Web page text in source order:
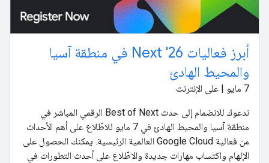
أبرز فعاليات Next '26 في منطقة آسيا
والمحيط الهادئ
‫7 مايو | على الإنترنت
ندعوك للانضمام إلى حدث Best of Next الرقمي المباشر في
منطقة آسيا والمحيط الهادئ في 7 مايو للاطّلاع على أهم الأحداث
من فعالية Google Cloud العالمية الرئيسية. يمكنك الحصول على
الإلهام واكتساب مهارات جديدة والاطّلاع على أحدث التطورات في